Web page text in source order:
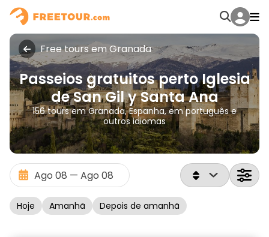
Free tours em Granada
Passeios gratuitos perto Iglesia
de San Gil y Santa Ana
156 tours em Granada, Espanha, em português e
outros idiomas
Hoje Amanhã Depois de amanhã